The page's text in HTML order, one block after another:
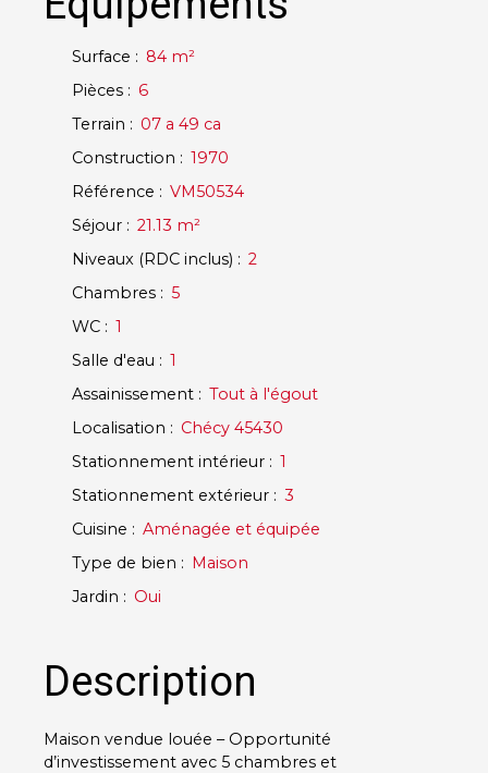
Surface : 84 m²
Pièces : 6
Terrain : 07 a 49 ca
Construction : 1970
Référence : VM50534
Séjour : 21.13 m²
Niveaux (RDC inclus) : 2
Chambres : 5
WC : 1
Salle d'eau : 1
Assainissement : Tout à l'égout
Localisation : Chécy 45430
Stationnement intérieur : 1
Stationnement extérieur : 3
Cuisine : Aménagée et équipée
Type de bien : Maison
Jardin : Oui
Description
Maison vendue louée – Opportunité
d’investissement avec 5 chambres et